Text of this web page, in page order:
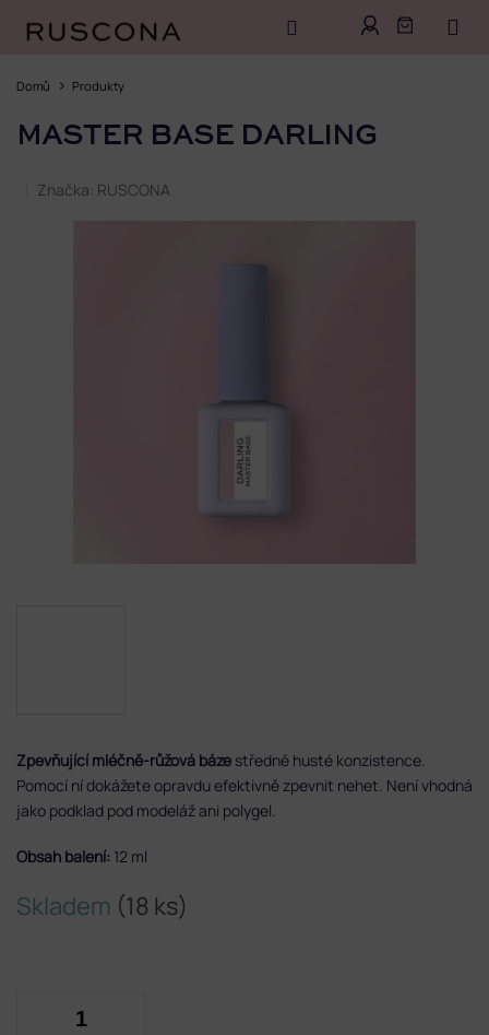
Domů Produkty
MASTER BASE DARLING
Značka: RUSCONA
Skladem (18 ks)
Zpevňující mléčně-růžová báze středně husté konzistence.
Pomocí ní dokážete opravdu efektivně zpevnit nehet. Není vhodná
jako podklad pod modeláž ani polygel.
Obsah balení: 12 ml